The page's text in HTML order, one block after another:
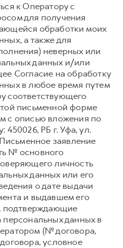
к Оператору с
для получения
обработки моих
а также для
неверных или
данных и/или
Согласие на обработку
в любое время путем
соответствующего
письменной форме
с описью вложения по
450026, РБ г. Уфа, ул.
заявление
№ основного
личность
данных или его
о дате выдачи
и выдавшем его
подтверждающие
персональных данных в
(№ договора,
условное